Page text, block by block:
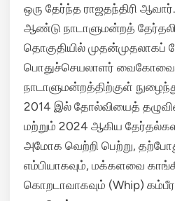
ஒரு தேர்ந்த ராஜதந்திரி ஆவார்.
ஆண்டு நாடாளுமன்றத்
தொகுதியில் முதன்முதலாகப்
பொதுச்செயலாளர்
நாடாளுமன்றத்திற்குள்
2014 இல் தோல்வியைத்
மற்றும் 2024 ஆகிய
அமோக வெற்றி பெற்று,
எம்பியாகவும், மக்களவை
கொறடாவாகவும் (Whip)